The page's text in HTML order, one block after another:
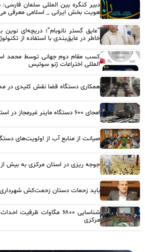
دبیر کنگره بین المللی سلمان
هویت بخش ایرانی _ اسلامی معرفی
“عایق گستر نانوبام”؛ دریچه‌ای
خاطر در عایق‌بندی با استفاده از
کسب مقام دوم جهانی توسط محمد
المللی اختراعات ژنو سوئیس
همکاری دستگاه قضا نقش کلیدی در
امحای ۶۰۰ دستگاه ماینر غیرمجاز در استان مرکزی
صیانت از منابع آب از اولویت‌های
جوجه ریزی در استان مرکزی به بیش از ۶ میلیون قطعه رسید
باید زحمات دستان زحمت‌کش
شناسایی ۶۸۰۰ مگاوات
مرکزی